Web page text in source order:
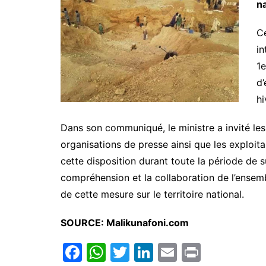
Dans son communiqué, le ministre a invité
organisations de presse ainsi que les
cette disposition durant toute la période de
compréhension et la collaboration de
de cette mesure sur le territoire national.
SOURCE: Malikunafoni.com
F
W T
Li E